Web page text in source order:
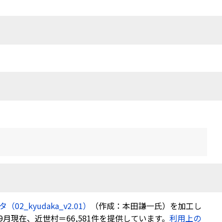
（02_kyudaka_v2.01）
（作成：本田謙一氏）を加工し
現在、近世村＝66,581件を提供しています。 利用上の